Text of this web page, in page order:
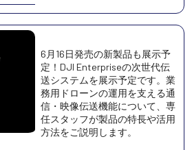
6月16日発売の新製品も展示予
定！DJI Enterpriseの次世代伝
送システムを展示予定です。業
務用ドローンの運用を支える通
信・映像伝送機能について、専
任スタッフが製品の特長や活用
方法をご説明します。